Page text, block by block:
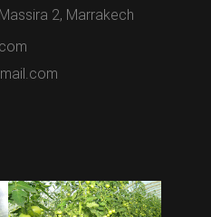
2, Marrakech